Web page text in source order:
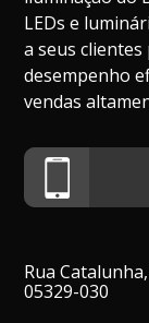
LEDs e
a seus
desempenho
vendas
Rua
05329-030